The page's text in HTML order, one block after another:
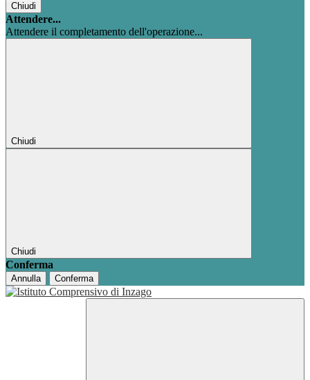
Chiudi
Attendere...
Attendere il completamento dell'operazione...
Chiudi
Chiudi
Conferma
Annulla Conferma